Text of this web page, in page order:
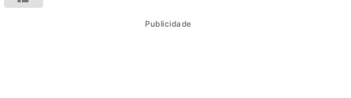
Publicidade